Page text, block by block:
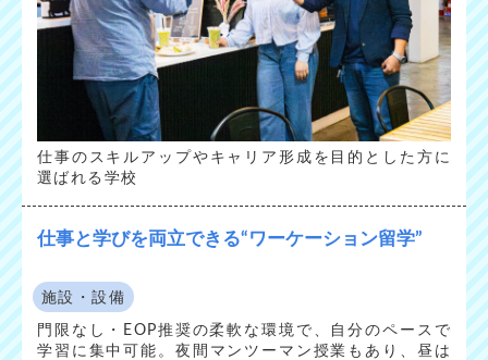
仕事のスキルアップやキャリア形成を目的とした方に
選ばれる学校
仕事と学びを両立できる“ワーケーション留学”
施設・設備
門限なし・EOP推奨の柔軟な環境で、自分のペースで
学習に集中可能。夜間マンツーマン授業もあり、昼は